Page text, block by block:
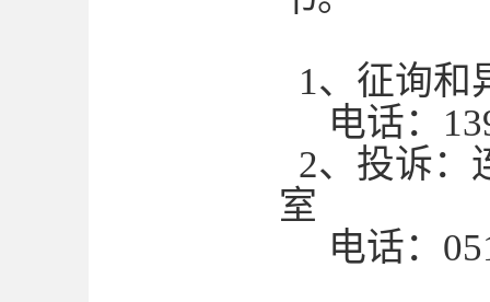
1、征询和
电话：
2、投诉：
室
电话：